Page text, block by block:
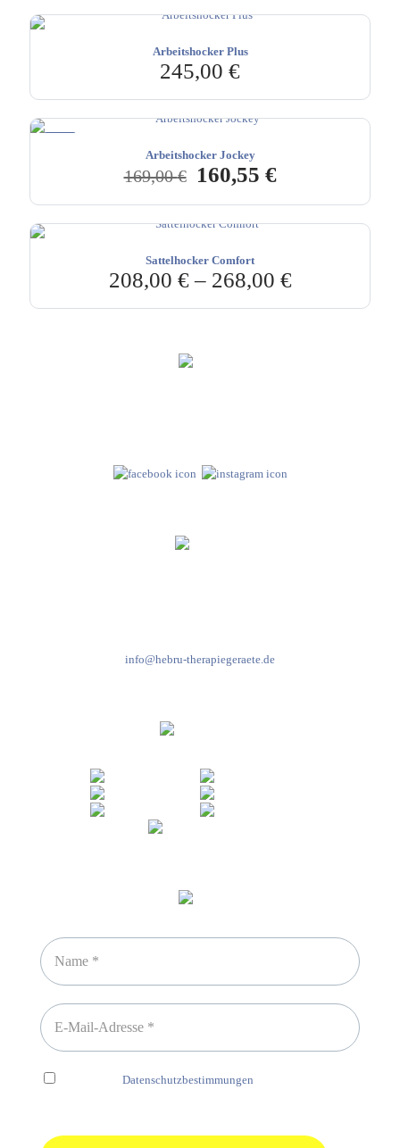
Arbeitshocker Plus
245,00 €
Arbeitshocker Jockey
169,00€ Ursprünglicher
Preis
war:
169,00 €
160,55 €Aktueller
ist:
160,55 €.
Sattelhocker Comfort
208,00 €– 268,00 €
info@hebru-therapiegeraete.de
Datenschutzbestimmungen